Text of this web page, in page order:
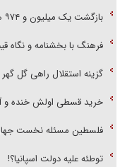
بازگشت یک میلیون و ۹۷۴ هزار زائر اربعین به کشور
فرهنگ با بخشنامه و نگاه
گزینه استقلال راهی گل
خرید قسطی اولش خنده
فلسطین مسئله نخست
توطئه علیه دولت اسپانیا؟!